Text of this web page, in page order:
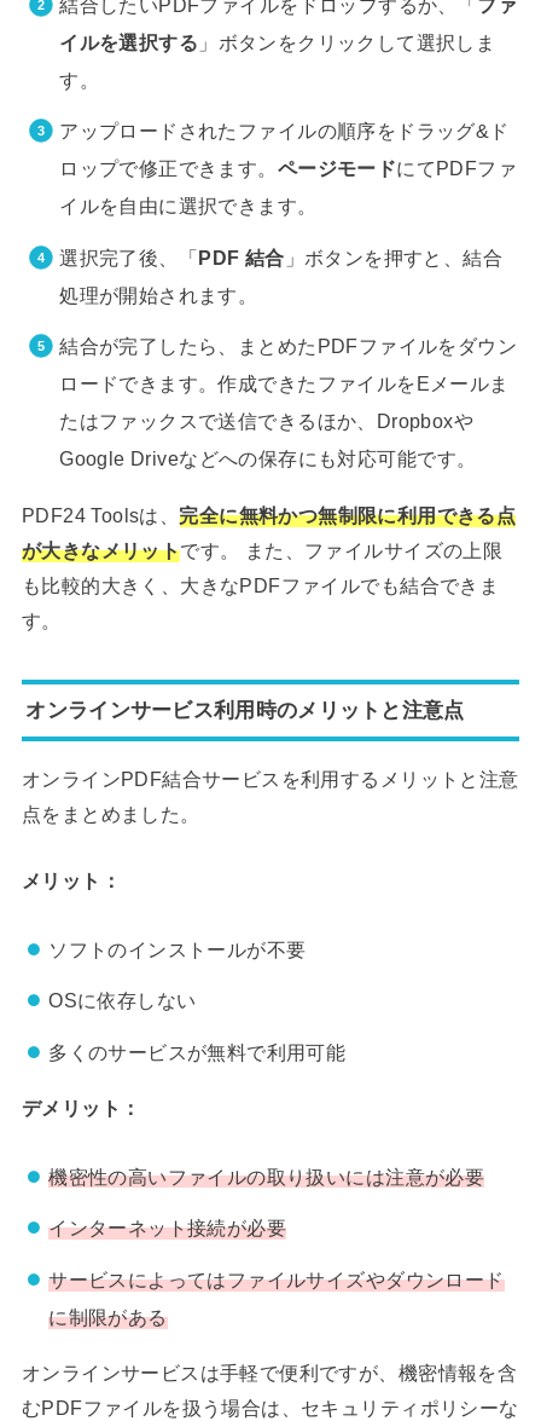
結合したいPDFファイルをドロップするか、「 ファ
イルを選択する 」ボタンをクリックして選択しま
す。
アップロードされたファイルの順序をドラッグ&ド
ロップで修正できます。 ページモードにてPDFファ
イルを自由に選択できます。
選択完了後、「PDF 結合 」ボタンを押すと、結合
処理が開始されます。
結合が完了したら、まとめたPDFファイルをダウン
ロードできます。作成できたファイルをEメールま
たはファックスで送信できるほか、Dropboxや
Google Driveなどへの保存にも対応可能です。
PDF24 Toolsは、 完全に無料かつ無制限に利用できる点
が大きなメリットです。 また、ファイルサイズの上限
も比較的大きく、大きなPDFファイルでも結合できま
す。
オンラインサービス利用時のメリットと注意点
オンラインPDF結合サービスを利用するメリットと注意
点をまとめました。
メリット：
ソフトのインストールが不要
OSに依存しない
多くのサービスが無料で利用可能
デメリット：
機密性の高いファイルの取り扱いには注意が必要
インターネット接続が必要
サービスによってはファイルサイズやダウンロード
に制限がある
オンラインサービスは手軽で便利ですが、機密情報を含
むPDFファイルを扱う場合は、セキュリティポリシーな